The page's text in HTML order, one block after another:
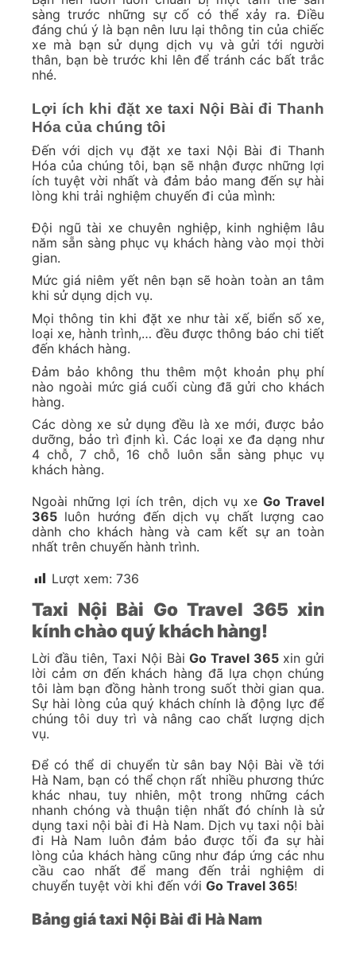
sàng trước những sự cố có thể xảy ra. Điều
đáng chú ý là bạn nên lưu lại thông tin của chiếc
xe mà bạn sử dụng dịch vụ và gửi tới người
thân, bạn bè trước khi lên để tránh các bất trắc
nhé.
Lợi ích khi đặt xe taxi Nội Bài đi Thanh
Hóa của chúng tôi
Đến với dịch vụ đặt xe taxi Nội Bài đi Thanh
Hóa của chúng tôi, bạn sẽ nhận được những lợi
ích tuyệt vời nhất và đảm bảo mang đến sự hài
lòng khi trải nghiệm chuyến đi của mình:
Đội ngũ tài xe chuyên nghiệp, kinh nghiệm lâu
năm sẵn sàng phục vụ khách hàng vào mọi thời
gian.
Mức giá niêm yết nên bạn sẽ hoàn toàn an tâm
khi sử dụng dịch vụ.
Mọi thông tin khi đặt xe như tài xế, biển số xe,
loại xe, hành trình,… đều được thông báo chi tiết
đến khách hàng.
Đảm bảo không thu thêm một khoản phụ phí
nào ngoài mức giá cuối cùng đã gửi cho khách
hàng.
Các dòng xe sử dụng đều là xe mới, được bảo
dưỡng, bảo trì định kì. Các loại xe đa dạng như
4 chỗ, 7 chỗ, 16 chỗ luôn sẵn sàng phục vụ
khách hàng.
Ngoài những lợi ích trên, dịch vụ xe Go Travel
365 luôn hướng đến dịch vụ chất lượng cao
dành cho khách hàng và cam kết sự an toàn
nhất trên chuyến hành trình.
Lượt xem: 736
Taxi Nội Bài Go Travel 365 xin
kính chào quý khách hàng!
Lời đầu tiên, Taxi Nội BàiGo Travel 365 xin gửi
lời cảm ơn đến khách hàng đã lựa chọn chúng
tôi làm bạn đồng hành trong suốt thời gian qua.
Sự hài lòng của quý khách chính là động lực để
chúng tôi duy trì và nâng cao chất lượng dịch
vụ.
Để có thể di chuyển từ sân bay Nội Bài về tới
Hà Nam, bạn có thể chọn rất nhiều phương thức
khác nhau, tuy nhiên, một trong những cách
nhanh chóng và thuận tiện nhất đó chính là sử
dụng taxi nội bài đi Hà Nam. Dịch vụ taxi nội bài
đi Hà Nam luôn đảm bảo được tối đa sự hài
lòng của khách hàng cũng như đáp ứng các nhu
cầu cao nhất để mang đến trải nghiệm di
chuyển tuyệt vời khi đến với Go Travel 365!
Bảng giá taxi Nội Bài đi Hà Nam